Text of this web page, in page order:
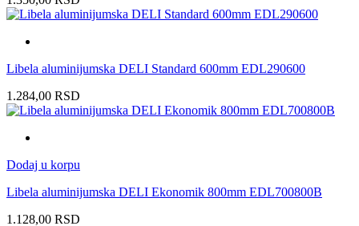
Libela aluminijumska DELI Standard 600mm EDL290600
1.284,00 RSD
Dodaj u korpu
Libela aluminijumska DELI Ekonomik 800mm EDL700800B
1.128,00 RSD